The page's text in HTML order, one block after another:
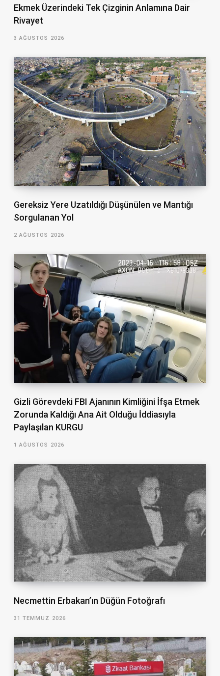
Ekmek Üzerindeki Tek Çizginin Anlamına Dair
Rivayet
3 AĞUSTOS 2026
Gereksiz Yere Uzatıldığı Düşünülen ve Mantığı
Sorgulanan Yol
2 AĞUSTOS 2026
Gizli Görevdeki FBI Ajanının Kimliğini İfşa Etmek
Zorunda Kaldığı Ana Ait Olduğu İddiasıyla
Paylaşılan KURGU
1 AĞUSTOS 2026
Necmettin Erbakan’ın Düğün Fotoğrafı
31 TEMMUZ 2026